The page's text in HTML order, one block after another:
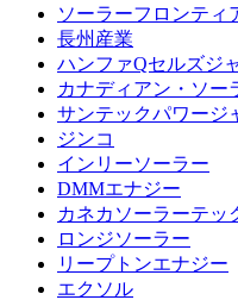
ソーラーフロンティ
長州産業
ハンファQセルズジ
カナディアン・ソー
サンテックパワージ
ジンコ
インリーソーラー
DMMエナジー
カネカソーラーテッ
ロンジソーラー
リープトンエナジー
エクソル